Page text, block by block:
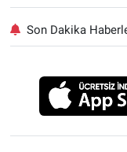
Son Dakika